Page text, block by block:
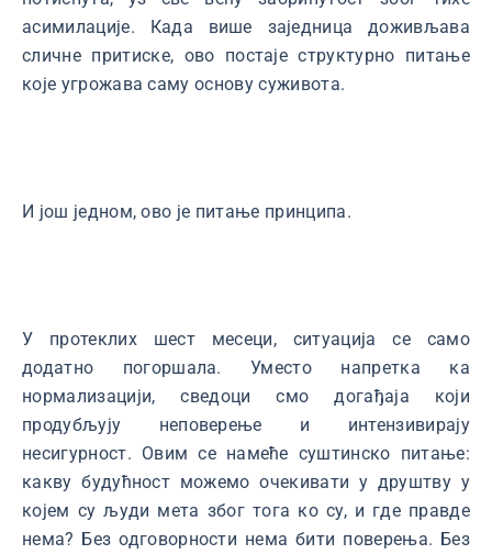
асимилације. Када више заједница доживљава
сличне притиске, ово постаје структурно питање
које угрожава саму основу суживота.
И још једном, ово је питање принципа.
У протеклих шест месеци, ситуација се само
додатно погоршала. Уместо напретка ка
нормализацији, сведоци смо догађаја који
продубљују неповерење и интензивирају
несигурност. Овим се намеће суштинско питање:
какву будућност можемо очекивати у друштву у
којем су људи мета због тога ко су, и где правде
нема? Без одговорности нема бити поверења. Без